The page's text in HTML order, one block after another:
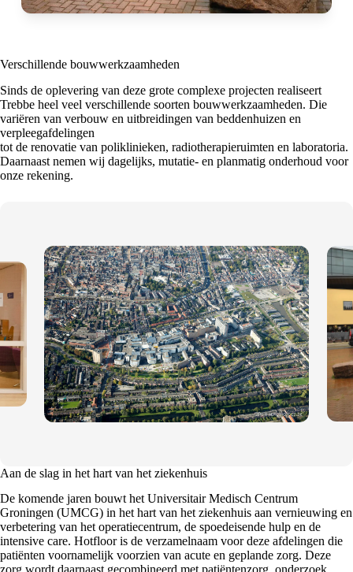
Verschillende bouwwerkzaamheden
Sinds de oplevering van deze grote complexe projecten realiseert
Trebbe heel veel verschillende soorten bouwwerkzaamheden. Die
variëren van verbouw en uitbreidingen van beddenhuizen en
verpleegafdelingen
tot de renovatie van poliklinieken, radiotherapieruimten en laboratoria.
Daarnaast nemen wij dagelijks, mutatie- en planmatig onderhoud voor
onze rekening.
Aan de slag in het hart van het ziekenhuis
De komende jaren bouwt het Universitair Medisch Centrum
Groningen (UMCG) in het hart van het ziekenhuis aan vernieuwing en
verbetering van het operatiecentrum, de spoedeisende hulp en de
intensive care. Hotfloor is de verzamelnaam voor deze afdelingen die
patiënten voornamelijk voorzien van acute en geplande zorg. Deze